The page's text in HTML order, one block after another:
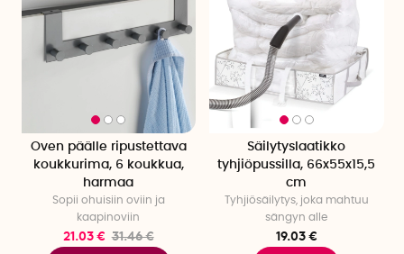
Oven päälle ripustettava
koukkurima, 6 koukkua,
harmaa
Sopii ohuisiin oviin ja
kaapinoviin
21.03 € 31.46 €
Säilytyslaatikko
tyhjiöpussilla, 66x55x15,5
cm
Tyhjiösäilytys, joka mahtuu
sängyn alle
19.03 €